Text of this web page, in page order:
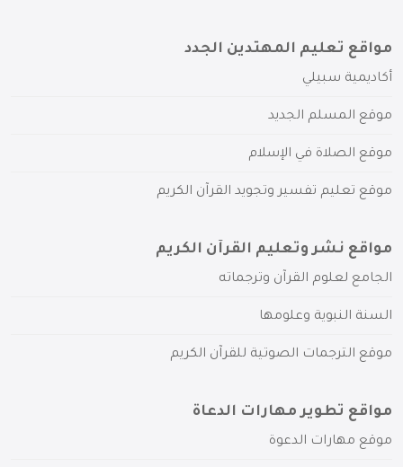
مواقع تعليم المهتدين الجدد
أكاديمية سبيلي
موقع المسلم الجديد
موقع الصلاة في الإسلام
موقع تعليم تفسير وتجويد القرآن الكريم
مواقع نشر وتعليم القرآن الكريم
الجامع لعلوم القرآن وترجماته
السنة النبوية وعلومها
موقع الترجمات الصوتية للقرآن الكريم
مواقع تطوير مهارات الدعاة
موقع مهارات الدعوة